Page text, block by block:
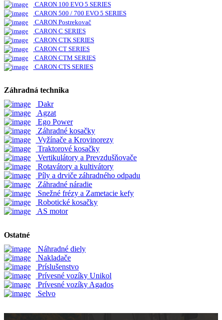
CARON 100 EVO 5 SERIES
CARON 500 / 700 EVO 5 SERIES
CARON Postrekovač
CARON C SERIES
CARON CTK SERIES
CARON CT SERIES
CARON CTM SERIES
CARON CTS SERIES
Záhradná technika
Dakr
Agzat
Ego Power
Záhradné kosačky
Vyžínače a Krovinorezy
Traktorové kosačky
Vertikulátory a Prevzdušňovače
Rotavátory a kultivátory
Píly a drviče záhradného odpadu
Záhradné náradie
Snežné frézy a Zametacie kefy
Robotické kosačky
AS motor
Ostatné
Náhradné diely
Nakladače
Príslušenstvo
Prívesné vozíky Unikol
Prívesné vozíky Agados
Selvo